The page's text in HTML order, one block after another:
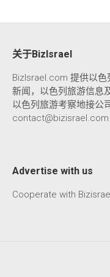
关于BizIsrael
BizIsrael.com 提供以
新闻，以色列旅游信息
以色列旅游考察地接公
contact@bizisrael.com
Advertise with us
Cooperate with